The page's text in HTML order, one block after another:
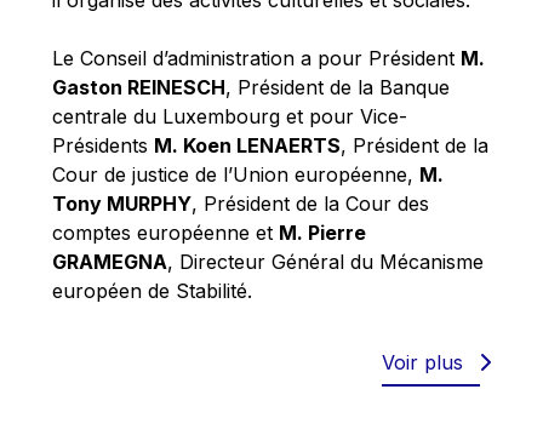
Walter Hagg
Walter RADERMACHER
Werner Hoyer
Wolfgang Ketterle
Yasser Abed Rabbo
Yossi Beillin
Yves FRANCHET
Yves Mersch
Le Conseil d’administration a pour Président M.
Gaston REINESCH, Président de la Banque
centrale du Luxembourg et pour Vice-
Présidents M. Koen LENAERTS, Président de la
Cour de justice de l’Union européenne, M.
Tony MURPHY, Président de la Cour des
comptes européenne et M. Pierre
GRAMEGNA, Directeur Général du Mécanisme
européen de Stabilité.
Voir plus